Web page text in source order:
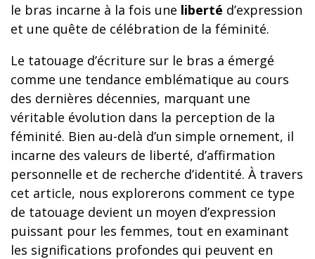
le bras incarne à la fois une liberté d’expression
et une quête de célébration de la féminité.
Le tatouage d’écriture sur le bras a émergé
comme une tendance emblématique au cours
des dernières décennies, marquant une
véritable évolution dans la perception de la
féminité. Bien au-delà d’un simple ornement, il
incarne des valeurs de liberté, d’affirmation
personnelle et de recherche d’identité. À travers
cet article, nous explorerons comment ce type
de tatouage devient un moyen d’expression
puissant pour les femmes, tout en examinant
les significations profondes qui peuvent en